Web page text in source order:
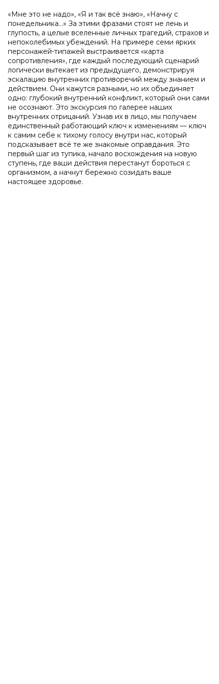
«Мне это не надо», «Я и так всё знаю», «Начну с
понедельника…» За этими фразами стоят не лень и
глупость, а целые вселенные личных трагедий, страхов и
непоколебимых убеждений. На примере семи ярких
персонажей-типажей выстраивается «карта
сопротивления», где каждый последующий сценарий
логически вытекает из предыдущего, демонстрируя
эскалацию внутренних противоречий между знанием и
действием. Они кажутся разными, но их объединяет
одно: глубокий внутренний конфликт, который они сами
не осознают. Это экскурсия по галерее наших
внутренних отрицаний. Узнав их в лицо, мы получаем
единственный работающий ключ к изменениям — ключ
к самим себе к тихому голосу внутри нас, который
подсказывает всё те же знакомые оправдания. Это
первый шаг из тупика, начало восхождения на новую
ступень, где ваши действия перестанут бороться с
организмом, а начнут бережно созидать ваше
настоящее здоровье.